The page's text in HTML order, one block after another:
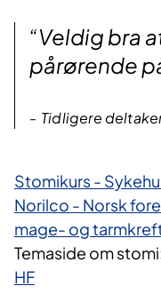
“Veldig bra
pårørende
Tidligere
Stomikurs -
Norilco - Norsk
mage- og
Temaside om
HF